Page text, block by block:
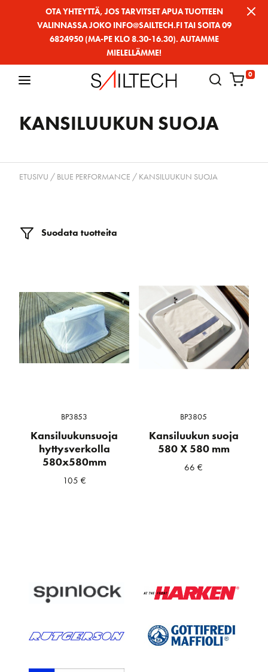
OTA YHTEYTTÄ, JOS TARVITSET APUA TUOTTEEN
VALINNASSA JOKO INFO@SAILTECH.FI TAI SOITA 09
6824950 (MA-PE KLO 8.30-16.30). AUTAMME
MIELELLÄMME!
0
KANSILUUKUN SUOJA
ETUSIVU / BLUE PERFORMANCE / KANSILUUKUN SUOJA
Suodata tuotteita
BP3853
Kansiluukunsuoja
hyttysverkolla
580x580mm
105 €
BP3805
Kansiluukun suoja
580 X 580 mm
66€